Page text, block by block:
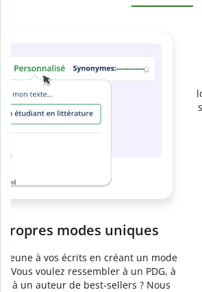
Prévenezle plagiat
Vérifiez que vos écrits sont 100 % les
logiciel anti-plagiat. Analysez votre
secondes et identifiez les citations